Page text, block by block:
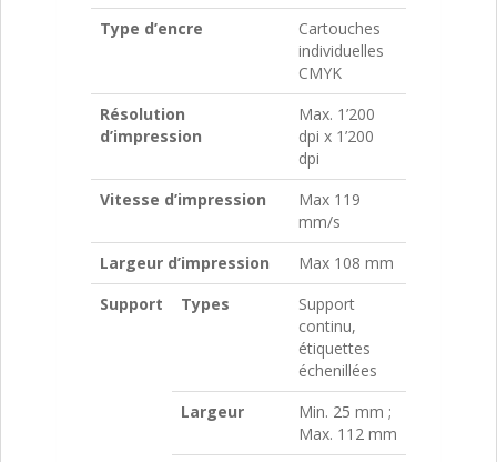
Type d’encre
Cartouches
individuelles
CMYK
Résolution
d’impression
Max. 1’200
dpi x 1’200
dpi
Vitesse d’impression
Max 119
mm/s
Largeur d’impression
Max 108 mm
Support
Types
Support
continu,
étiquettes
échenillées
Largeur
Min. 25 mm ;
Max. 112 mm